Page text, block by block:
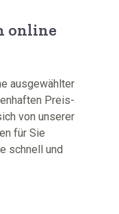
online
ausgewählter
Preis-
von unserer
für Sie
schnell und